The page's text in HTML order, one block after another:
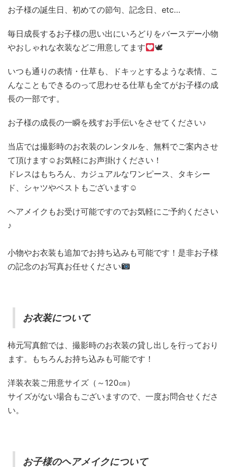
お子様の誕生日、初めての節句、記念日、etc…
毎日成長するお子様の思い出にいろどりをバースデー小物
やおしゃれな衣装などご用意してます
🕊
いつも通りの表情・仕草も、ドキッとするような表情、こ
んなこともできるのって思わせる仕草も全てがお子様の成
長の一部です。
お子様の成長の一瞬を残すお手伝いをさせてください♪
当店では撮影時のお衣装のレンタルを、無料でご案内させ
て頂けます☺お気軽にお声掛けください！
ドレスはもちろん、カジュアルなワンピース、タキシー
ド、シャツやベストもございます☺
ヘアメイクもお受け可能ですのでお気軽にご予約ください
♪
小物やお衣装も追加でお持ち込みも可能です！是非お子様
の記念のお写真お任せください
お衣装について
柿元写真館では、撮影時のお衣装の貸し出しを行っており
ます。もちろんお持ち込みも可能です！
洋装衣装ご用意サイズ（～120㎝）
サイズがない場合もございますので、一度お問合せくださ
い。
お子様のヘアメイクについて